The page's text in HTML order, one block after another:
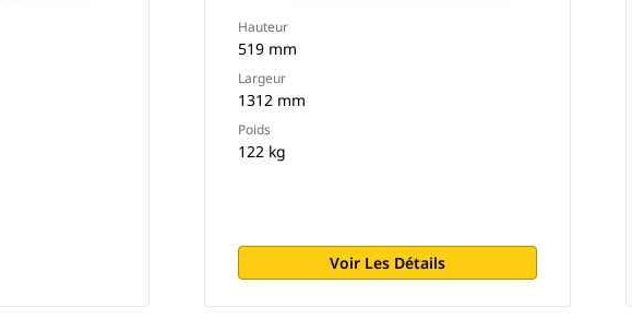
Hauteur
519 mm
Largeur
1312 mm
Poids
122 kg
Voir Les Détails